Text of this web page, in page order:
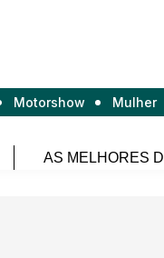
Motorshow Mulher
AS MELHORES